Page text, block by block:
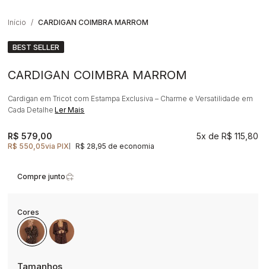
Início CARDIGAN COIMBRA MARROM
BEST SELLER
CARDIGAN COIMBRA MARROM
Cardigan em Tricot com Estampa Exclusiva – Charme e Versatilidade em
Cada Detalhe Ler Mais
R$ 550,05via PIX R$ 28,95 de economia
R$ 579,00 5x R$ 115,80
Compre junto